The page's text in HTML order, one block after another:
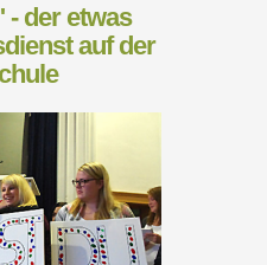
- der etwas
auf der